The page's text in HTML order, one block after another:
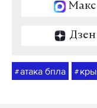
Макс
Дзен
#атака бпла #